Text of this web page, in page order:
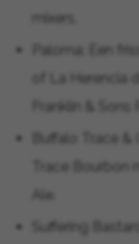
mixers.
Paloma: Een
of La Herencia
Franklin &
Buffalo Trace &
Trace Bourbon
Suffering